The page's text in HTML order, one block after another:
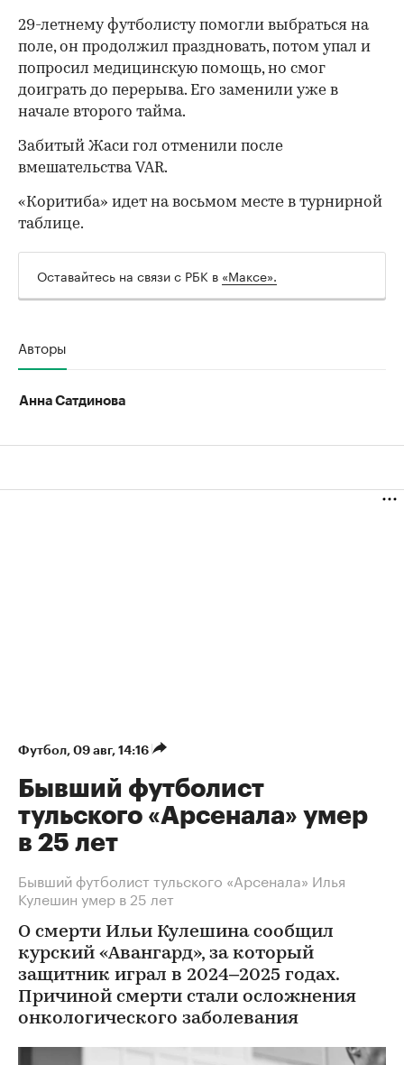
00:00 / 00:00
29-летнему футболисту помогли выбраться на
поле, он продолжил праздновать, потом упал и
попросил медицинскую помощь, но смог
доиграть до перерыва. Его заменили уже в
начале второго тайма.
Забитый Жаси гол отменили после
вмешательства VAR.
«Коритиба» идет на восьмом месте в турнирной
таблице.
Оставайтесь на связи с РБК в «Максе».
Авторы
Анна Сатдинова
Футбол⁠, 09 авг, 14:16
Бывший футболист
тульского «Арсенала» умер
в 25 лет
Бывший футболист тульского «Арсенала» Илья
Кулешин умер в 25 лет
О смерти Ильи Кулешина сообщил
курский «Авангард», за который
защитник играл в 2024–2025 годах.
Причиной смерти стали осложнения
онкологического заболевания